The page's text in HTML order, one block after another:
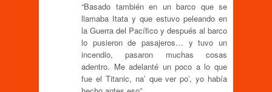
“Basado también en un barco que se
llamaba Itata y que estuvo peleando en
la Guerra del Pacífico y después al barco
lo pusieron de pasajeros… y tuvo un
incendio, pasaron muchas cosas
adentro. Me adelanté un poco a lo que
fue el Titanic, na’ que ver po’, yo había